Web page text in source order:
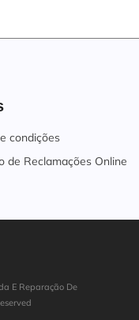
condições
de Reclamações Online
E Reparação De